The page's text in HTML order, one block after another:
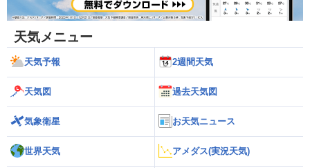
天気メニュー
天気予報 2週間天気
天気図 過去天気図
気象衛星 お天気ニュース
世界天気 アメダス(実況天気)